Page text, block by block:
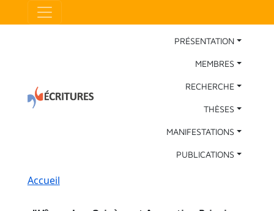
Aller au contenu principal
Main Navigation
PRÉSENTATION
MEMBRES
RECHERCHE
THÈSES
MANIFESTATIONS
PUBLICATIONS
Fil d'Ariane
Accueil
Panneau de gestion des cookies